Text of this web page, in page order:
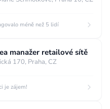
méně než 5 lidí
manažer retailové sítě
170, Praha, CZ
je zájem!